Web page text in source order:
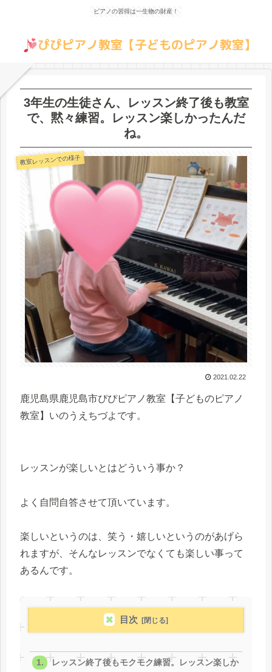
ピアノの習得は一生物の財産！
3年生の生徒さん、レッスン終了後も教室
で、黙々練習。レッスン楽しかったんだ
ね。
教室レッスンでの様子
2021.02.22
鹿児島県鹿児島市ぴぴピアノ教室【子どものピアノ
教室】いのうえちづよです。
レッスンが楽しいとはどういう事か？
よく自問自答させて頂いています。
楽しいというのは、笑う・嬉しいというのがあげら
れますが、そんなレッスンでなくても楽しい事って
あるんです。
目次
レッスン終了後もモクモク練習。レッスン楽しか